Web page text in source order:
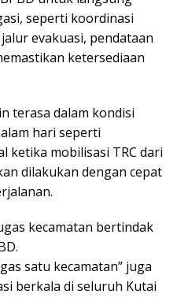
seperti koordinasi
evakuasi, pendataan
ketersediaan
terasa dalam kondisi
hari seperti
ketika mobilisasi TRC dari
dilakukan dengan cepat
kecamatan bertindak
satu kecamatan” juga
berkala di seluruh Kutai